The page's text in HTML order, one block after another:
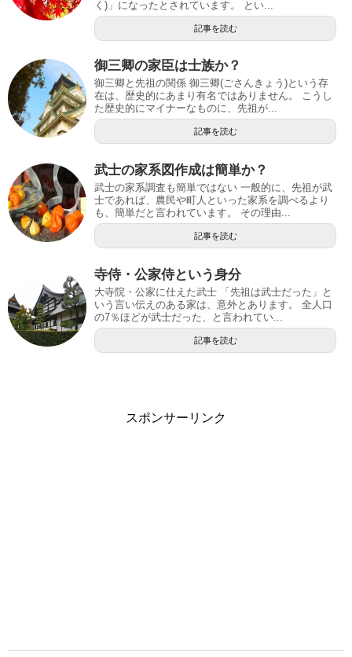
く)」になったとされています。 とい...
記事を読む
御三卿の家臣は士族か？
御三卿と先祖の関係 御三卿(ごさんきょう)という存
在は、歴史的にあまり有名ではありません。 こうし
た歴史的にマイナーなものに、先祖が...
記事を読む
武士の家系図作成は簡単か？
武士の家系調査も簡単ではない 一般的に、先祖が武
士であれば、農民や町人といった家系を調べるより
も、簡単だと言われています。 その理由...
記事を読む
寺侍・公家侍という身分
大寺院・公家に仕えた武士 「先祖は武士だった」と
いう言い伝えのある家は、意外とあります。 全人口
の7％ほどが武士だった、と言われてい...
記事を読む
スポンサーリンク